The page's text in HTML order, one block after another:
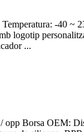
-40 ~
logotip
...
opp Borsa OEM: